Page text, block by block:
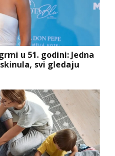
u 51. godini: Jedna
svi gledaju